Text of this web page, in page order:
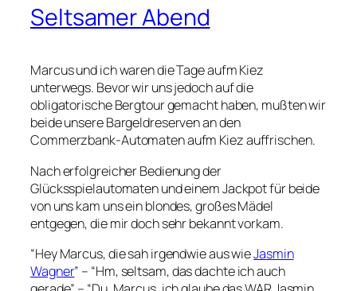
Seltsamer Abend
Marcus und ich waren die Tage aufm Kiez
unterwegs. Bevor wir uns jedoch auf die
obligatorische Bergtour gemacht haben, mußten wir
beide unsere Bargeldreserven an den
Commerzbank-Automaten aufm Kiez auffrischen.
Nach erfolgreicher Bedienung der
Glücksspielautomaten und einem Jackpot für beide
von uns kam uns ein blondes, großes Mädel
entgegen, die mir doch sehr bekannt vorkam.
“Hey Marcus, die sah irgendwie aus wieJasmin
Wagner” – “Hm, seltsam, das dachte ich auch